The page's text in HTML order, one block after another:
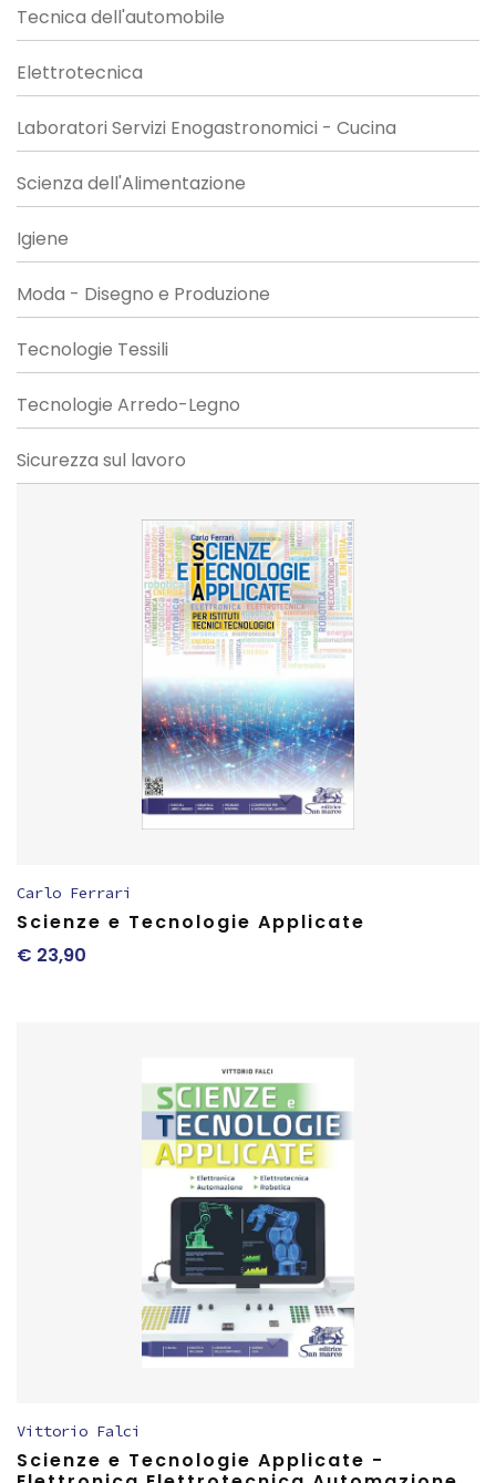
Tecnica dell'automobile
Elettrotecnica
Laboratori Servizi Enogastronomici - Cucina
Scienza dell'Alimentazione
Igiene
Moda - Disegno e Produzione
Tecnologie Tessili
Tecnologie Arredo-Legno
Sicurezza sul lavoro
Carlo Ferrari
Scienze e Tecnologie Applicate
€ 23,90
Vittorio Falci
Scienze e Tecnologie Applicate -